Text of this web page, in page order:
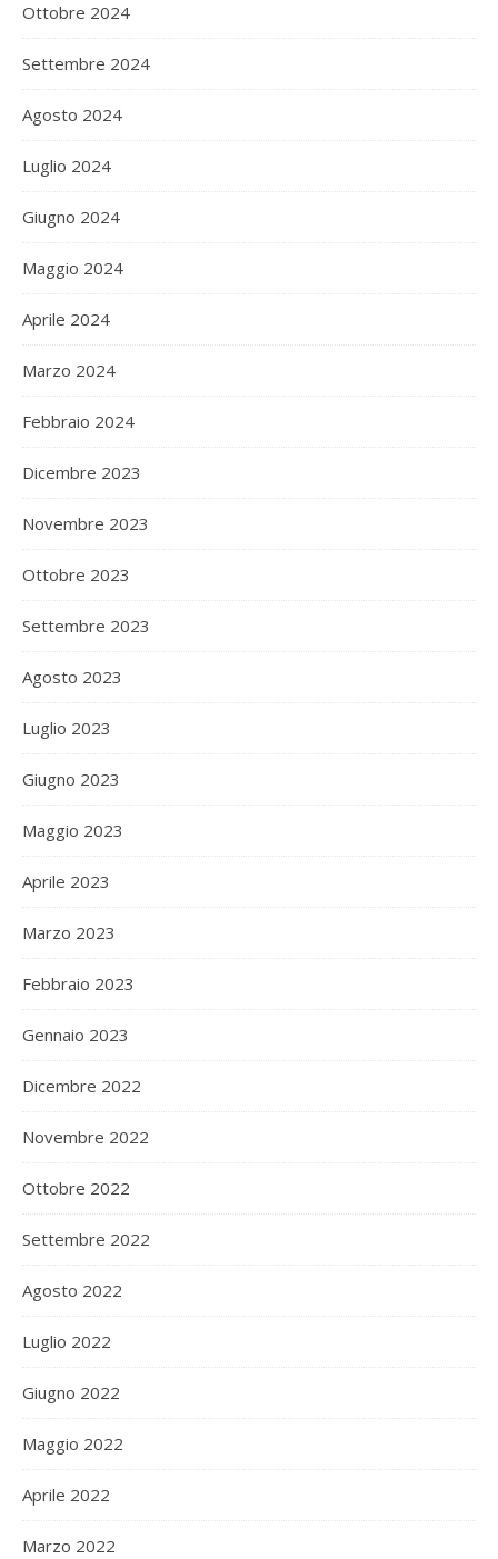
Ottobre 2024
Settembre 2024
Agosto 2024
Luglio 2024
Giugno 2024
Maggio 2024
Aprile 2024
Marzo 2024
Febbraio 2024
Dicembre 2023
Novembre 2023
Ottobre 2023
Settembre 2023
Agosto 2023
Luglio 2023
Giugno 2023
Maggio 2023
Aprile 2023
Marzo 2023
Febbraio 2023
Gennaio 2023
Dicembre 2022
Novembre 2022
Ottobre 2022
Settembre 2022
Agosto 2022
Luglio 2022
Giugno 2022
Maggio 2022
Aprile 2022
Marzo 2022